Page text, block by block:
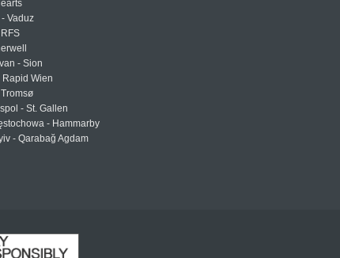
- Vaduz
- Sion
Rapid Wien
- St. Gallen
- Hammarby
- Qarabağ Agdam